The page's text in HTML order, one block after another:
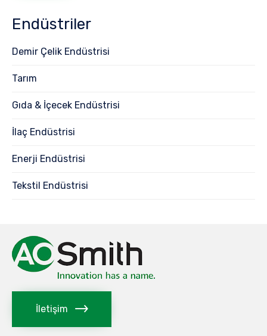
Endüstriler
Demir Çelik Endüstrisi
Tarım
Gıda & İçecek Endüstrisi
İlaç Endüstrisi
Enerji Endüstrisi
Tekstil Endüstrisi
İletişim